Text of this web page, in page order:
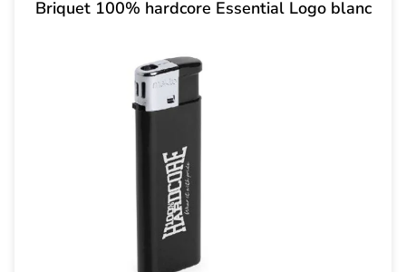
Briquet 100% hardcore Essential Logo blanc